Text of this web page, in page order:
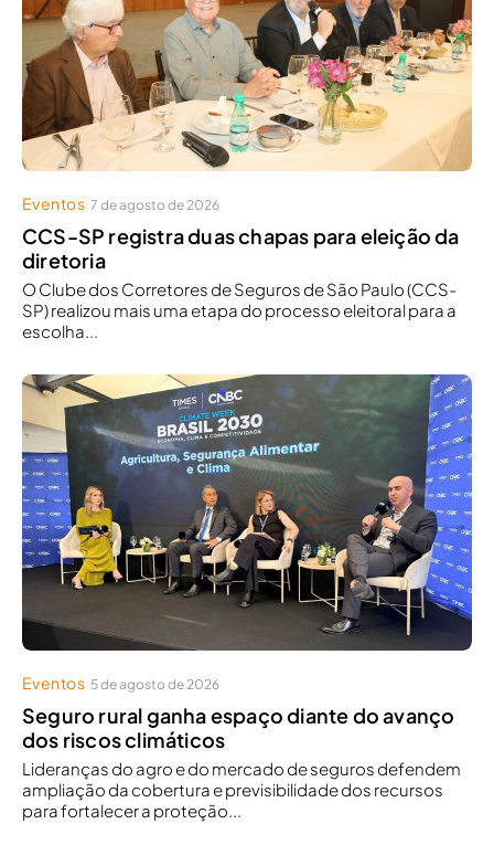
Eventos 7 de agosto de 2026
CCS-SP registra duas chapas para eleição da
diretoria
O Clube dos Corretores de Seguros de São Paulo (CCS-
SP) realizou mais uma etapa do processo eleitoral para a
escolha...
Eventos 5 de agosto de 2026
Seguro rural ganha espaço diante do avanço
dos riscos climáticos
Lideranças do agro e do mercado de seguros defendem
ampliação da cobertura e previsibilidade dos recursos
para fortalecer a proteção...